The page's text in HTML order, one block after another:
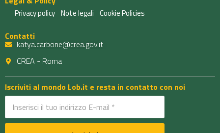
Privacy policy Note legali Cookie Policies
Contatti
katya.carbone@crea.gov.it
CREA - Roma
Iscriviti al mondo Lob.it e resta in contatto con noi